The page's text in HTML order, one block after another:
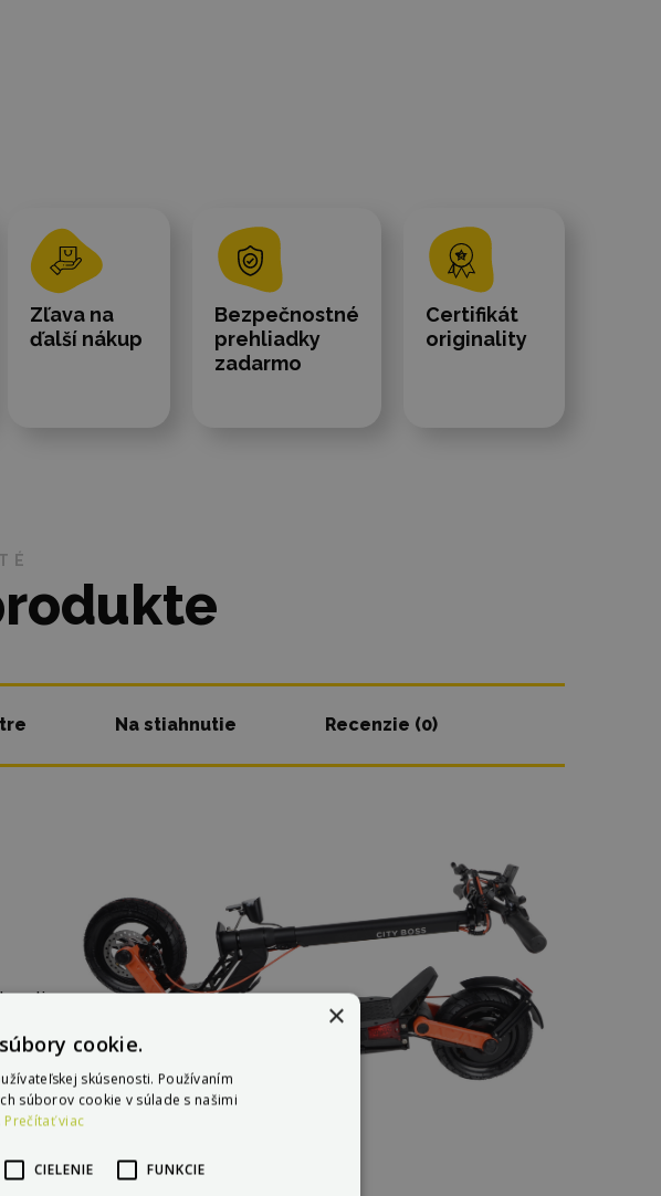
Zľava na
ďalší nákup
Bezpečnostné
prehliadky
zadarmo
Certifikát
originality
Na stiahnutie Recenzie (0)
×
cookie.
skúsenosti. Používaním
súborov cookie v súlade s našimi
Prečítať viac
CIELENIE FUNKCIE